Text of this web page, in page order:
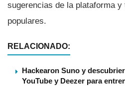
sugerencias de la plataforma
populares.
RELACIONADO:
Hackearon Suno y
YouTube y Deezer para